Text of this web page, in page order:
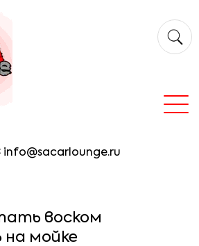
info@sacarlounge.ru
воском
мойке